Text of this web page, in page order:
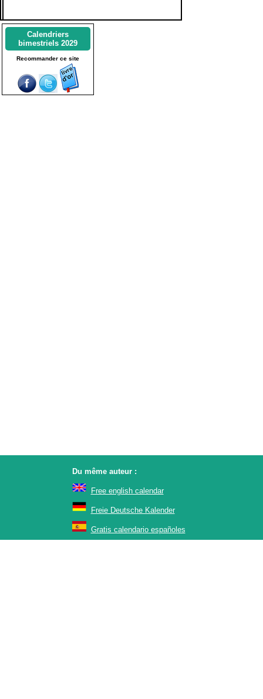
Calendriers
bimestriels 2029
Recommander ce site
Du même auteur :
Free english calendar
Freie Deutsche Kalender
Gratis calendario españoles